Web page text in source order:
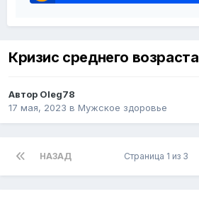
Кризис среднего возраста
Автор Oleg78
17 мая, 2023 в Мужское здоровье
НАЗАД Страница 1 из 3